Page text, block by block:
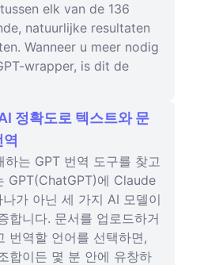
elk van de 136
natuurlijke resultaten
Wanneer u meer nodig
wrapper, is dit de
정확도로 텍스트와 문
하는 GPT 번역 도구를 찾고
GPT(ChatGPT)에 Claude
가 아닌 세 가지 AI 모델이
합니다. 문서를 업로드하거
번역할 언어를 선택하면,
합이든 몇 분 안에 유창하